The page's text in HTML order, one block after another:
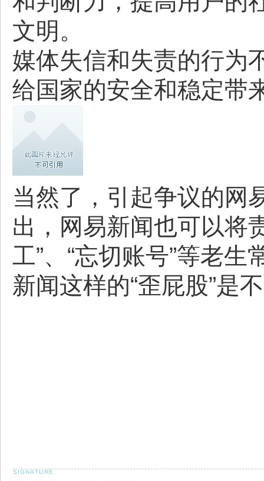
文明。
媒体失信和失责的行为
给国家的安全和稳定带
当然了，引起争议的网
出，网易新闻也可以将
工”、“忘切账号”等老
新闻这样的“歪屁股”是